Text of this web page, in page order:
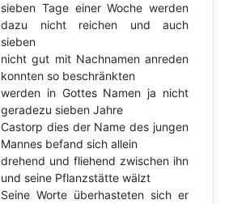
sieben Tage einer Woche werden
dazu nicht reichen und auch
sieben
nicht gut mit Nachnamen anreden
konnten so beschränkten
werden in Gottes Namen ja nicht
geradezu sieben Jahre
Castorp dies der Name des jungen
Mannes befand sich allein
drehend und fliehend zwischen ihn
und seine Pflanzstätte wälzt
Seine Worte überhasteten sich er